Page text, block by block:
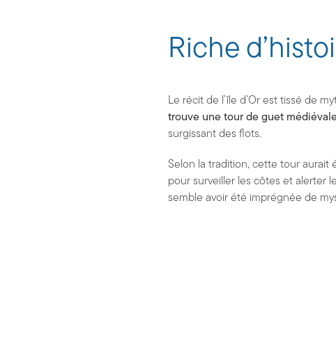
Riche
Le récit de l’île d’Or est tissé de
trouve une tour de guet
surgissant des flots.
Selon la tradition, cette tour aurait
pour surveiller les côtes et alerter
semble avoir été imprégnée de